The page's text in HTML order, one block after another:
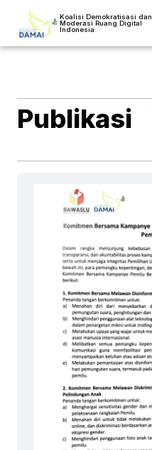
Koalisi Demokratisasi dan
Moderasi Ruang Digital
Indonesia
Publikasi